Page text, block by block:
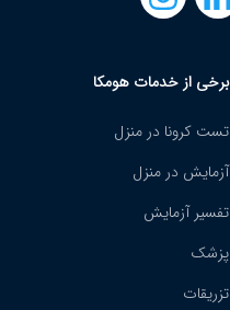
برخی از خدمات هومکا
تست کرونا در منزل
آزمایش در منزل
تفسیر آزمایش
پزشک
تزریقات